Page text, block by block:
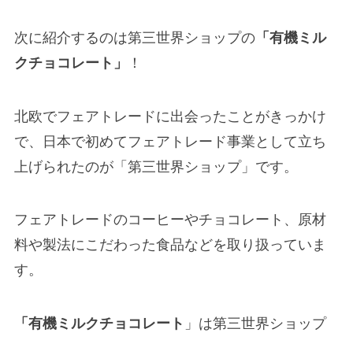
次に紹介するのは第三世界ショップの「有機ミル
クチョコレート」
！
北欧でフェアトレードに出会ったことがきっかけ
で、日本で初めてフェアトレード事業として立ち
上げられたのが「第三世界ショップ」です。
フェアトレードのコーヒーやチョコレート、原材
料や製法にこだわった食品などを取り扱っていま
す。
「有機ミルクチョコレート 」は第三世界ショップ